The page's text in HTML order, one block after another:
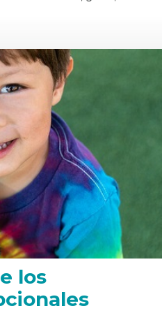
los